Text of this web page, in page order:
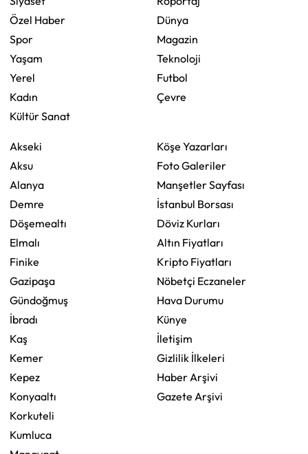
Özel Haber
Spor
Yaşam
Yerel
Kadın
Kültür Sanat
Dünya
Magazin
Teknoloji
Futbol
Çevre
Akseki
Aksu
Alanya
Demre
Döşemealtı
Elmalı
Finike
Gazipaşa
Gündoğmuş
İbradı
Kaş
Kemer
Kepez
Konyaaltı
Korkuteli
Kumluca
Köşe Yazarları
Foto Galeriler
Manşetler Sayfası
İstanbul Borsası
Döviz Kurları
Altın Fiyatları
Kripto Fiyatları
Nöbetçi Eczaneler
Hava Durumu
Künye
İletişim
Gizlilik İlkeleri
Haber Arşivi
Gazete Arşivi